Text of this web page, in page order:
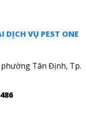
DỊCH VỤ PEST ONE
Tân Định, Tp.